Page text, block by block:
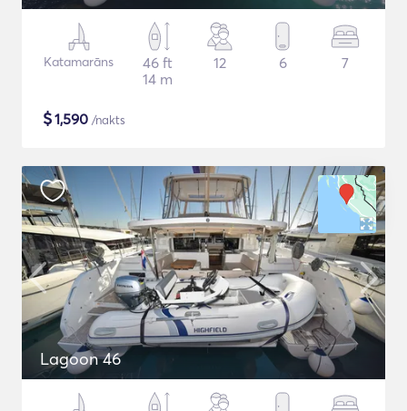
Katamarāns
46 ft
14 m
12 6 7
$1,590 /nakts
Lagoon 46